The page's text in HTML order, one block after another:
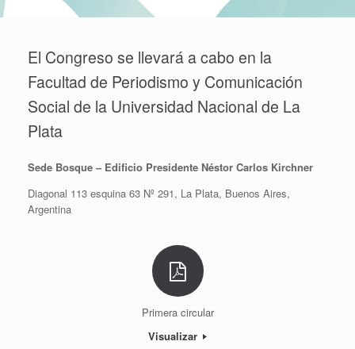
El Congreso se llevará a cabo en la
Facultad de Periodismo y Comunicación
Social de la Universidad Nacional de La
Plata
Sede Bosque – Edificio Presidente Néstor Carlos Kirchner
Diagonal 113 esquina 63 Nº 291, La Plata, Buenos Aires,
Argentina
Primera circular
Visualizar